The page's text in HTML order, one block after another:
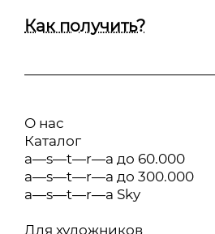
Как получить?
О нас
Каталог
a—s—t—r—a до 60.000
a—s—t—r—a до 300.000
a—s—t—r—a Sky
Для художников